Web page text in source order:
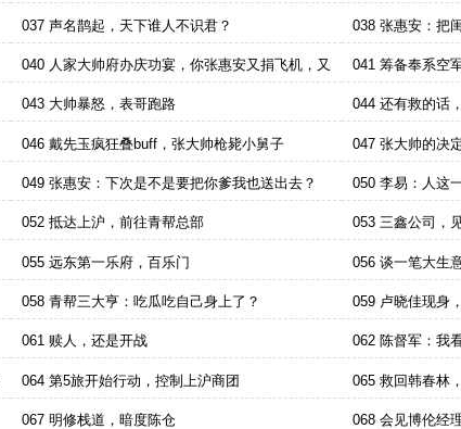
037 声名鹊起，天下谁人不识君？ 038 张惠安：把
040 人家大帅府办庆功宴，你张惠安又捐飞机，又
捐医院的
041 筹备奉系空
043 大帅暴怒，表哥跑路 044 还有救的话
046 戴先玉疯狂叠buff，张大帅枪毙小舅子 047 张大帅的决
049 张惠安：下次是不是要把你爹我也送出去？
050 李易：人这
自己
052 抵达上沪，前往青帮总部 053 三鑫公司，
055 远东第一乐府，百乐门 056 谈一笔大生
058 青帮三大亨：吃瓜吃自己身上了？ 059 卢晓佳现身
061 赎人，还是开战
062 陈督军：我
的！
064 第5旅开始行动，控制上沪商团 065 救回韩春林
067 明修栈道，暗度陈仓 068 会见博伦经